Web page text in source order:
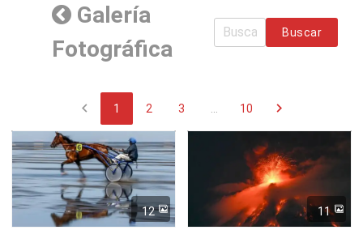
Galería
Fotográfica
Buscar
chevron_left 1 2 3 10 chevron_right
12 11